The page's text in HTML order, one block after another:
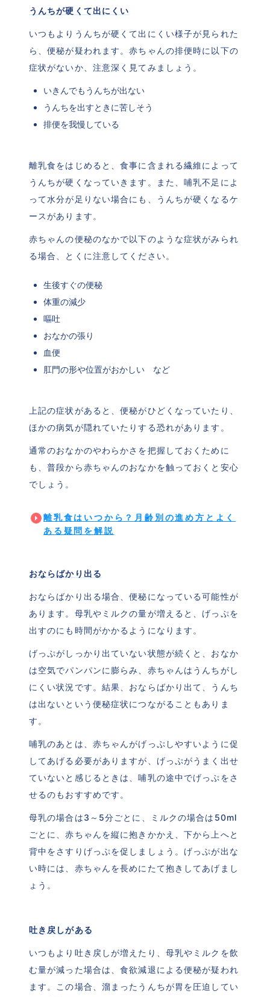
うんちが硬くて出にくい
いつもよりうんちが硬くて出にくい様子が見られた
ら、便秘が疑われます。赤ちゃんの排便時に以下の
症状がないか、注意深く見てみましょう。
いきんでもうんちが出ない
うんちを出すときに苦しそう
排便を我慢している
離乳食をはじめると、食事に含まれる繊維によって
うんちが硬くなっていきます。また、哺乳不足によ
って水分が足りない場合にも、うんちが硬くなるケ
ースがあります。
赤ちゃんの便秘のなかで以下のような症状がみられ
る場合、とくに注意してください。
生後すぐの便秘
体重の減少
嘔吐
おなかの張り
血便
肛門の形や位置がおかしい　など
上記の症状があると、便秘がひどくなっていたり、
ほかの病気が隠れていたりする恐れがあります。
通常のおなかのやわらかさを把握しておくために
も、普段から赤ちゃんのおなかを触っておくと安心
でしょう。
離乳食はいつから？月齢別の進め方とよく
ある疑問を解説
おならばかり出る
おならばかり出る場合、便秘になっている可能性が
あります。母乳やミルクの量が増えると、げっぷを
出すのにも時間がかかるようになります。
げっぷがしっかり出ていない状態が続くと、おなか
は空気でパンパンに膨らみ、赤ちゃんはうんちがし
にくい状況です。結果、おならばかり出て、うんち
は出ないという便秘症状につながることもありま
す。
哺乳のあとは、赤ちゃんがげっぷしやすいように促
してあげる必要がありますが、げっぷがうまく出せ
ていないと感じるときは、哺乳の途中でげっぷをさ
せるのもおすすめです。
母乳の場合は3～5分ごとに、ミルクの場合は50ml
ごとに、赤ちゃんを縦に抱きかかえ、下から上へと
背中をさすりげっぷを促しましょう。げっぷが出な
い時には、赤ちゃんを長めにたて抱きしてあげまし
ょう。
吐き戻しがある
いつもより吐き戻しが増えたり、母乳やミルクを飲
む量が減った場合は、食欲減退による便秘が疑われ
ます。この場合、溜まったうんちが胃を圧迫してい